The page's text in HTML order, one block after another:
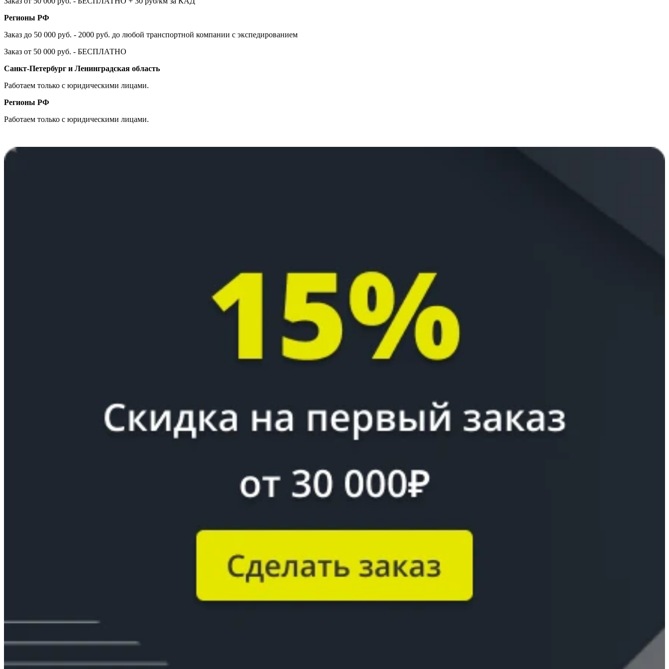
Регионы РФ
Заказ до 50 000 руб. - 2000 руб. до любой транспортной компании с экспедированием
Заказ от 50 000 руб. - БЕСПЛАТНО
Санкт-Петербург и Ленинградская область
Работаем только с юридическими лицами.
Регионы РФ
Работаем только с юридическими лицами.